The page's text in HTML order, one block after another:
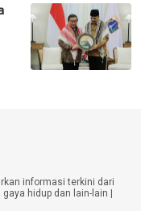
informasi terkini dari
hidup dan lain-lain |